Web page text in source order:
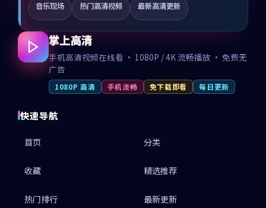
音乐现场 热门高清视频 最新高清更新
掌上高清
手机高清视频在线看 · 1080P / 4K 流畅播放 · 免费无
广告
1080P 高清 手机流畅 免下载即看 每日更新
快速导航
首页 分类
收藏 精选推荐
热门排行 最新更新